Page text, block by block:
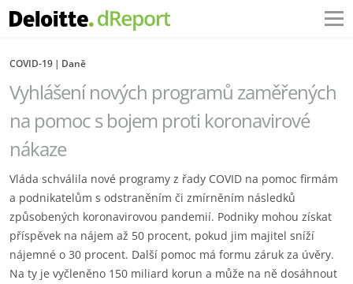
COVID-19 Daně
Vyhlášení nových programů zaměřených
na pomoc s bojem proti koronavirové
nákaze
Vláda schválila nové programy z řady COVID na pomoc firmám
a podnikatelům s odstraněním či zmírněním následků
způsobených koronavirovou pandemií. Podniky mohou získat
příspěvek na nájem až 50 procent, pokud jim majitel sníží
nájemné o 30 procent. Další pomoc má formu záruk za úvěry.
Na ty je vyčleněno 150 miliard korun a může na ně dosáhnout